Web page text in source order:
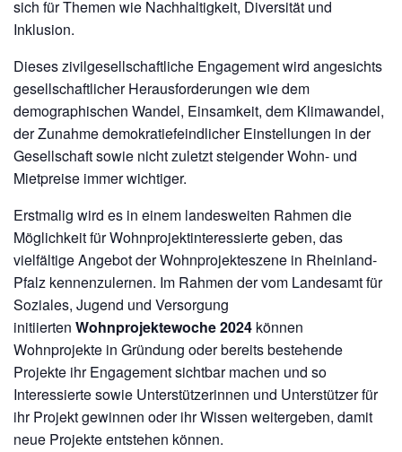
sich für Themen wie Nachhaltigkeit, Diversität und
Inklusion.
Dieses zivilgesellschaftliche Engagement wird angesichts
gesellschaftlicher Herausforderungen wie dem
demographischen Wandel, Einsamkeit, dem Klimawandel,
der Zunahme demokratiefeindlicher Einstellungen in der
Gesellschaft sowie nicht zuletzt steigender Wohn- und
Mietpreise immer wichtiger.
Erstmalig wird es in einem landesweiten Rahmen die
Möglichkeit für Wohnprojektinteressierte geben, das
vielfältige Angebot der Wohnprojekteszene in Rheinland-
Pfalz kennenzulernen. Im Rahmen der vom Landesamt für
Soziales, Jugend und Versorgung
initiierten Wohnprojektewoche 2024 können
Wohnprojekte in Gründung oder bereits bestehende
Projekte ihr Engagement sichtbar machen und so
Interessierte sowie Unterstützerinnen und Unterstützer für
ihr Projekt gewinnen oder ihr Wissen weitergeben, damit
neue Projekte entstehen können.